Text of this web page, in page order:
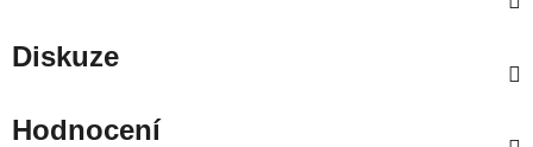
Diskuze
Hodnocení